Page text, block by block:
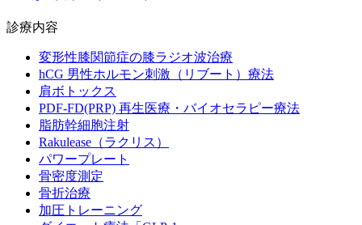
診療内容
変形性膝関節症の膝ラジオ波治療
hCG 男性ホルモン刺激（リブート）療法
肩ボトックス
PDF-FD(PRP) 再生医療・バイオセラピー療法
脂肪幹細胞注射
Rakulease（ラクリス）
パワープレート
骨密度測定
骨折治療
加圧トレーニング